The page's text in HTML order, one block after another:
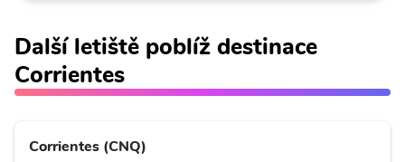
Další letiště poblíž destinace
Corrientes
Corrientes (CNQ)